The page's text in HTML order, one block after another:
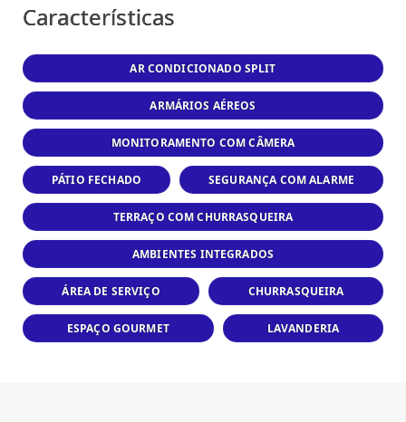
Características
AR CONDICIONADO SPLIT
ARMÁRIOS AÉREOS
MONITORAMENTO COM CÂMERA
PÁTIO FECHADO SEGURANÇA COM ALARME
TERRAÇO COM CHURRASQUEIRA
AMBIENTES INTEGRADOS
ÁREA DE SERVIÇO CHURRASQUEIRA
ESPAÇO GOURMET LAVANDERIA